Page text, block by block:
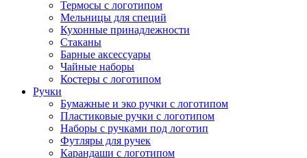
Термосы с логотипом
Мельницы для специй
Кухонные принадлежности
Стаканы
Барные аксессуары
Чайные наборы
Костеры с логотипом
Ручки
Бумажные и эко ручки с логотипом
Пластиковые ручки с логотипом
Наборы с ручками под логотип
Футляры для ручек
Карандаши с логотипом